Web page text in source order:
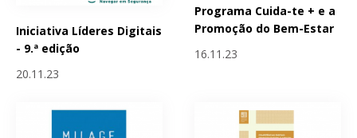
Iniciativa Líderes Digitais
- 9.ª edição
20.11.23
Programa Cuida-te + e a
Promoção do Bem-Estar
16.11.23